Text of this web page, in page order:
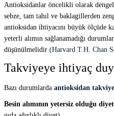
Antioksidanlar öncelikli olarak
sebze, tam tahıl ve baklagillerden
antioksidan ihtiyacını büyük ölçüde
yeterli alımın sağlanamadığı
düşünülmelidir (Harvard T.H. Chan
Takviyeye ihtiyaç
Bazı durumlarda antioksidan
Besin alımının yetersiz olduğu